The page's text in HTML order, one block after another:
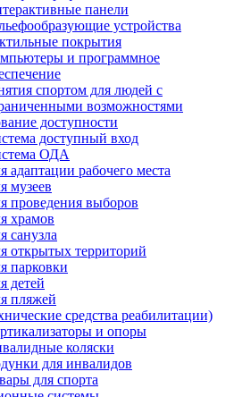
панели
устройства
покрытия
и программное
спортом для людей с
возможностями
доступности
доступный вход
ОДА
адаптации рабочего места
музеев
проведения выборов
храмов
санузла
открытых территорий
парковки
детей
пляжей
средства реабилитации)
и опоры
коляски
для инвалидов
для спорта